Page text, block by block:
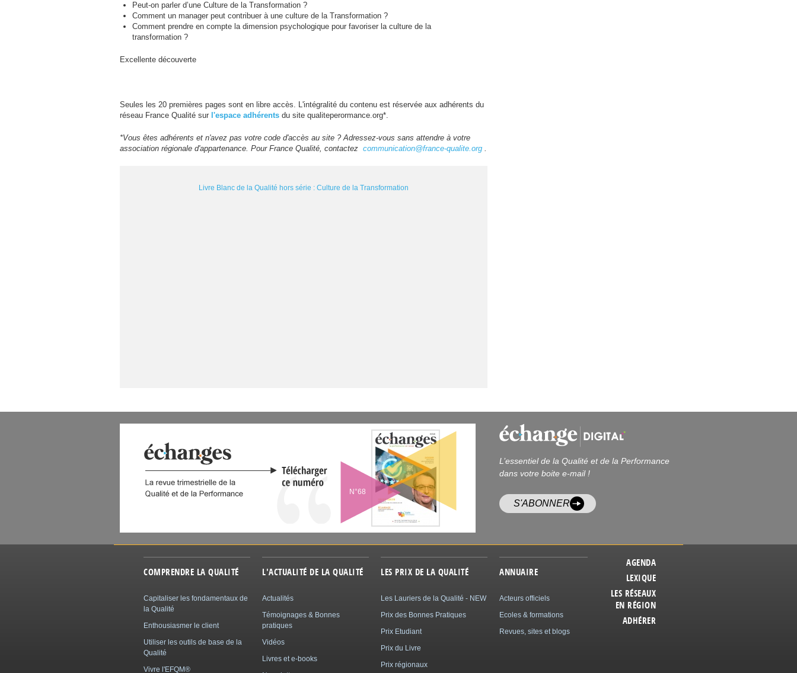
Peut-on parler d’une Culture de la Transformation ?
Comment un manager peut contribuer à une culture de la Transformation ?
Comment prendre en compte la dimension psychologique pour favoriser la culture de la
transformation ?
Excellente découverte
Seules les 20 premières pages sont en libre accès. L'intégralité du contenu est réservée aux adhérents du
réseau France Qualité sur l'espace adhérents du site qualiteperormance.org*.
*Vous êtes adhérents et n'avez pas votre code d'accès au site ? Adressez-vous sans attendre à votre
association régionale d'appartenance. Pour France Qualité, contactez communication@france-qualite.org .
Livre Blanc de la Qualité hors série : Culture de la Transformation
N°68
L’essentiel de la Qualité et de la Performance
dans votre boite e-mail !
S'ABONNER
COMPRENDRE LA QUALITÉ
Capitaliser les fondamentaux de
la Qualité
Enthousiasmer le client
Utiliser les outils de base de la
Qualité
Vivre l'EFQM®
L'ACTUALITÉ DE LA QUALITÉ
Actualités
Témoignages & Bonnes
pratiques
Vidéos
Livres et e-books
LES PRIX DE LA QUALITÉ
Les Lauriers de la Qualité - NEW
Prix des Bonnes Pratiques
Prix Etudiant
Prix du Livre
Prix régionaux
ANNUAIRE
Acteurs officiels
Ecoles & formations
Revues, sites et blogs
AGENDA
LEXIQUE
LES RÉSEAUX
EN RÉGION
ADHÉRER